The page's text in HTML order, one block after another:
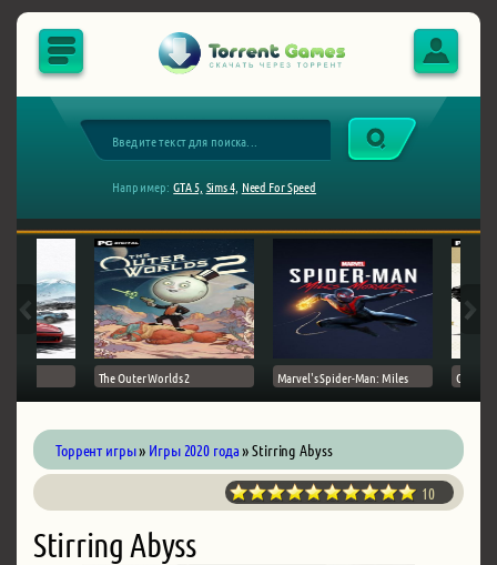
Например: GTA 5, Sims 4, Need For Speed
The Outer Worlds 2 Marvel's Spider-Man: Miles Ghost
Торрент игры» Игры 2020 года» Stirring Abyss
10
Stirring Abyss